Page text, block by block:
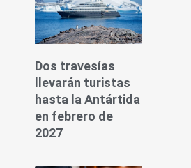
Dos travesías
llevarán turistas
hasta la Antártida
en febrero de
2027